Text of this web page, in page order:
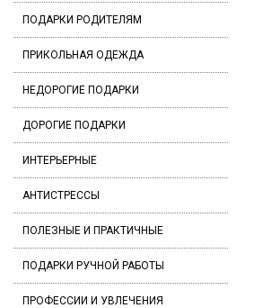
ПОДАРКИ РОДИТЕЛЯМ
ПРИКОЛЬНАЯ ОДЕЖДА
НЕДОРОГИЕ ПОДАРКИ
ДОРОГИЕ ПОДАРКИ
ИНТЕРЬЕРНЫЕ
АНТИСТРЕССЫ
ПОЛЕЗНЫЕ И ПРАКТИЧНЫЕ
ПОДАРКИ РУЧНОЙ РАБОТЫ
ПРОФЕССИИ И УВЛЕЧЕНИЯ